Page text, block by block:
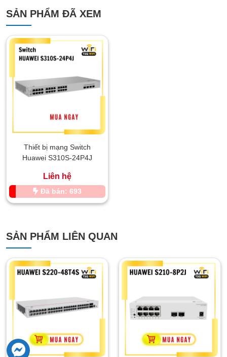
SẢN PHẨM ĐÃ XEM
Thiết bị mạng Switch
Huawei S310S-24P4J
Liên hệ
Đã bán: 693
SẢN PHẨM LIÊN QUAN